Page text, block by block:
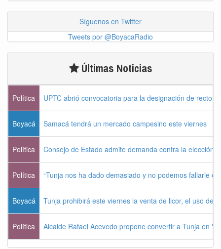
Síguenos en Twitter
Tweets por @BoyacaRadio
Últimas Noticias
Política UPTC abrió convocatoria para la designación de rector
Boyacá Samacá tendrá un mercado campesino este viernes
Política Consejo de Estado admite demanda contra la elección
Política “Tunja nos ha dado demasiado y no podemos fallarle
Boyacá Tunja prohibirá este viernes la venta de licor, el uso de
Política Alcalde Rafael Acevedo propone convertir a Tunja en